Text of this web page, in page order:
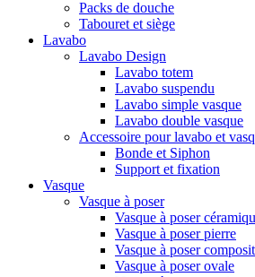
Packs de douche
Tabouret et siège
Lavabo
Lavabo Design
Lavabo totem
Lavabo suspendu
Lavabo simple vasque
Lavabo double vasque
Accessoire pour lavabo et
Bonde et Siphon
Support et fixation
Vasque
Vasque à poser
Vasque à poser
Vasque à poser pierre
Vasque à poser
Vasque à poser ovale